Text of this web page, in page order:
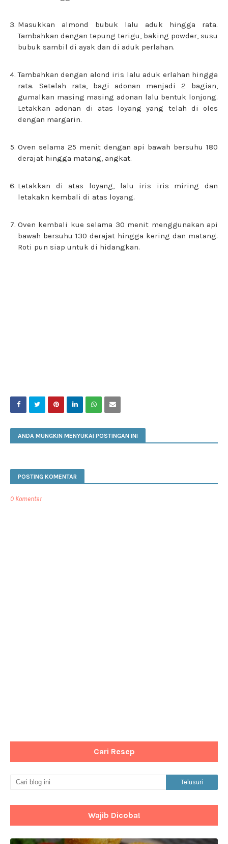
Masukkan almond bubuk lalu aduk hingga rata.
Tambahkan dengan tepung terigu, baking powder, susu
bubuk sambil di ayak dan di aduk perlahan.
Tambahkan dengan alond iris lalu aduk erlahan hingga
rata. Setelah rata, bagi adonan menjadi 2 bagian,
gumalkan masing masing adonan lalu bentuk lonjong.
Letakkan adonan di atas loyang yang telah di oles
dengan margarin.
Oven selama 25 menit dengan api bawah bersuhu 180
derajat hingga matang, angkat.
Letakkan di atas loyang, lalu iris iris miring dan
letakakn kembali di atas loyang.
Oven kembali kue selama 30 menit menggunakan api
bawah bersuhu 130 derajat hingga kering dan matang.
Roti pun siap untuk di hidangkan.
ANDA MUNGKIN MENYUKAI POSTINGAN INI
POSTING KOMENTAR
0 Komentar
Cari Resep
Wajib Dicoba!